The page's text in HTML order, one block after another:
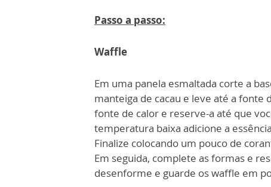
Passo a passo:
Waffle
Em uma panela esmaltada corte a
manteiga de cacau e leve até a fonte
fonte de calor e reserve-a até que
temperatura baixa adicione a
Finalize colocando um pouco de
Em seguida, complete as formas e
desenforme e guarde os waffle em